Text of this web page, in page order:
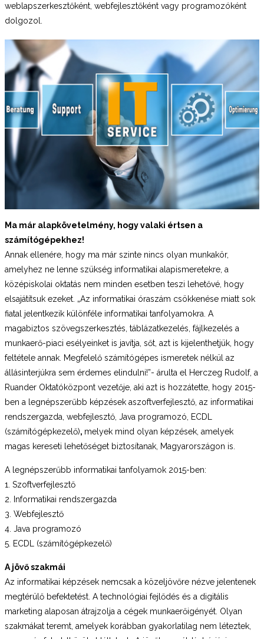
weblapszerkesztőként, webfejlesztőként vagy programozóként
dolgozol.
Ma már alapkövetelmény, hogy valaki értsen a
számítógépekhez!
Annak ellenére, hogy ma már szinte nincs olyan munkakör,
amelyhez ne lenne szükség informatikai alapismeretekre, a
középiskolai oktatás nem minden esetben teszi lehetővé, hogy
elsajátítsuk ezeket. „Az informatikai óraszám csökkenése miatt sok
fiatal jelentkezik különféle informatikai tanfolyamokra. A
magabiztos szövegszerkesztés, táblázatkezelés, fájlkezelés a
munkaerő-piaci esélyeinket is javítja, sőt, azt is kijelenthetjük, hogy
feltétele annak. Megfelelő számítógépes ismeretek nélkül az
állásinterjúkra sem érdemes elindulni!”- árulta el Herczeg Rudolf, a
Ruander Oktatóközpont vezetője, aki azt is hozzátette, hogy 2015-
ben a legnépszerűbb képzések aszoftverfejlesztő, az informatikai
rendszergazda, webfejlesztő, Java programozó, ECDL
(számítógépkezelő), melyek mind olyan képzések, amelyek
magas kereseti lehetőséget biztosítanak, Magyarországon is.
A legnépszerűbb informatikai tanfolyamok 2015-ben:
1. Szoftverfejlesztő
2. Informatikai rendszergazda
3. Webfejlesztő
4. Java programozó
5. ECDL (számítógépkezelő)
A jövő szakmái
Az informatikai képzések nemcsak a közeljövőre nézve jelentenek
megtérülő befektetést. A technológiai fejlődés és a digitális
marketing alaposan átrajzolja a cégek munkaerőigényét. Olyan
szakmákat teremt, amelyek korábban gyakorlatilag nem léteztek,